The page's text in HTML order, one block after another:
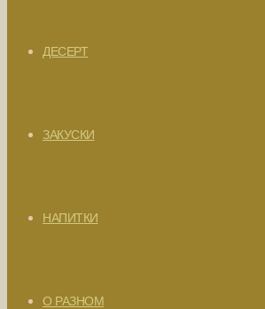
ДЕСЕРТ
ЗАКУСКИ
НАПИТКИ
О РАЗНОМ